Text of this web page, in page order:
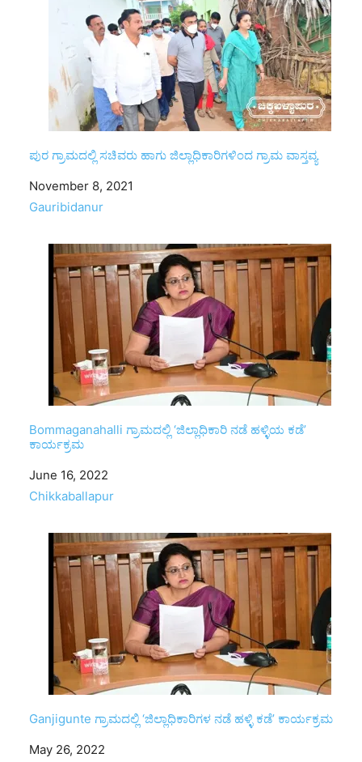
ಪುರ ಗ್ರಾಮದಲ್ಲಿ ಸಚಿವರು ಹಾಗು ಜಿಲ್ಲಾಧಿಕಾರಿಗಳಿಂದ ಗ್ರಾಮ ವಾಸ್ತವ್ಯ
Date
November 8, 2021
In relation to
Gauribidanur
Bommaganahalli ಗ್ರಾಮದಲ್ಲಿ ‘ಜಿಲ್ಲಾಧಿಕಾರಿ ನಡೆ ಹಳ್ಳಿಯ ಕಡೆ’
ಕಾರ್ಯಕ್ರಮ
Date
June 16, 2022
In relation to
Chikkaballapur
Ganjigunte ಗ್ರಾಮದಲ್ಲಿ ‘ಜಿಲ್ಲಾಧಿಕಾರಿಗಳ ನಡೆ ಹಳ್ಳಿ ಕಡೆ’ ಕಾರ್ಯಕ್ರಮ
Date
May 26, 2022